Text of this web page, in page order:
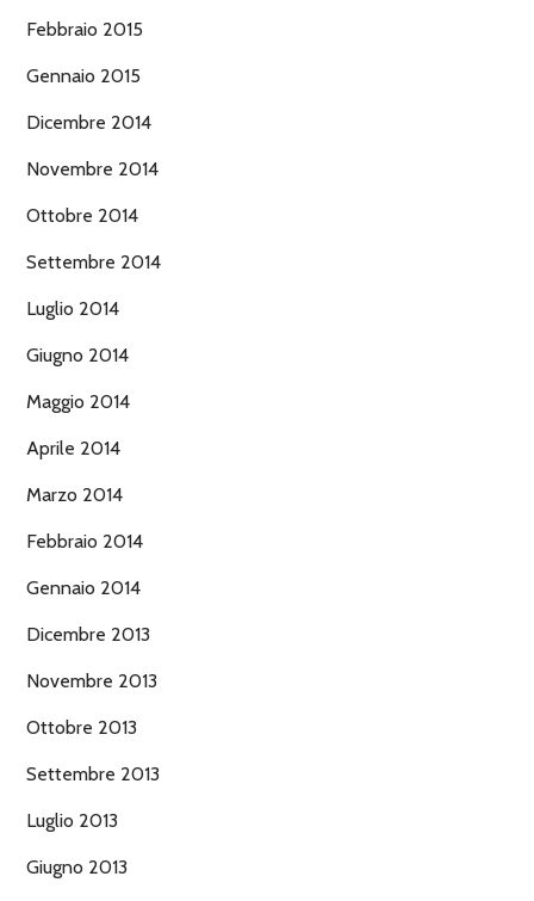
Febbraio 2015
Gennaio 2015
Dicembre 2014
Novembre 2014
Ottobre 2014
Settembre 2014
Luglio 2014
Giugno 2014
Maggio 2014
Aprile 2014
Marzo 2014
Febbraio 2014
Gennaio 2014
Dicembre 2013
Novembre 2013
Ottobre 2013
Settembre 2013
Luglio 2013
Giugno 2013